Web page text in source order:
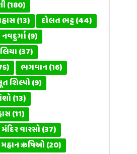
(180)
(13) દોલત ભટ્ટ(44)
નવદુર્ગા(9)
(37)
ભગવાન(16)
શિલ્પો(9)
(13)
(11)
વારસો(37)
મહાન ઋષિઓ(20)